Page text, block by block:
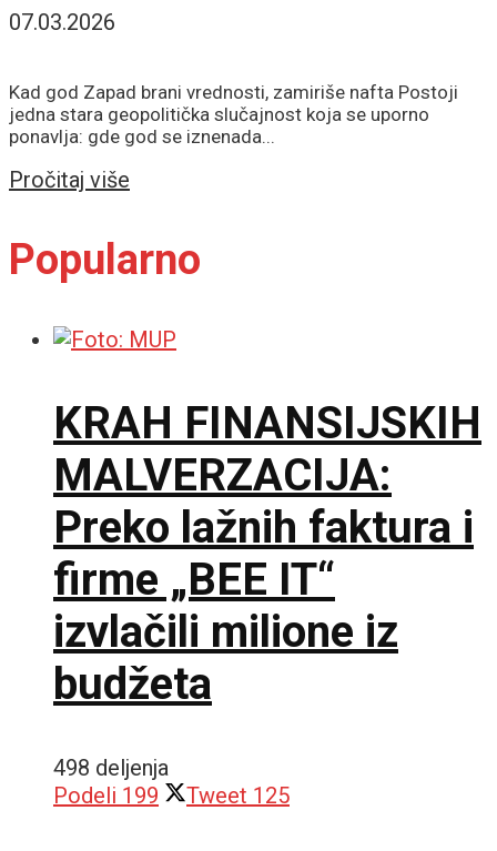
07.03.2026
Kad god Zapad brani vrednosti, zamiriše nafta Postoji
jedna stara geopolitička slučajnost koja se uporno
ponavlja: gde god se iznenada...
Pročitaj više
Popularno
KRAH FINANSIJSKIH
MALVERZACIJA:
Preko lažnih faktura i
firme „BEE IT“
izvlačili milione iz
budžeta
498 deljenja
Podeli 199 Tweet 125